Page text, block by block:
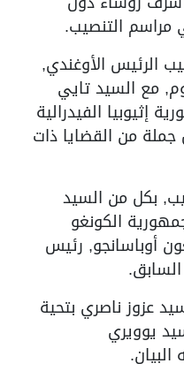
مراسم التنصيب.
الرئيس الأوغندي,
مع السيد تايي
الفيدرالية
جملة من القضايا ذات
بكل من السيد
الكونغو
أوباسانجو, رئيس
السابق.
عزوز ناصري بتحية
يوويري